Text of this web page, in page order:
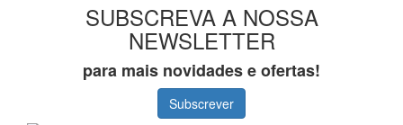
SUBSCREVA A NOSSA
NEWSLETTER
para mais novidades e ofertas!
Subscrever